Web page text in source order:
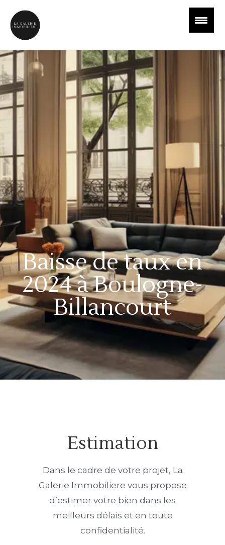
Baisse de taux en
2024 à Boulogne-
Billancourt
Estimation
Dans le cadre de votre projet, La
Galerie Immobiliere vous propose
d’estimer votre bien dans les
meilleurs délais et en toute
confidentialité.